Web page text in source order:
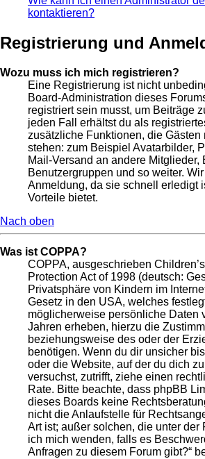
kontaktieren?
Registrierung und
Wozu muss ich mich registrieren?
Eine Registrierung ist nicht
Board-Administration dieses
registriert sein musst, um Beiträge
jeden Fall erhältst du als
zusätzliche Funktionen, die Gästen
stehen: zum Beispiel Avatarbilder,
Mail-Versand an andere Mitglieder,
Benutzergruppen und so weiter.
Anmeldung, da sie schnell erledigt
Vorteile bietet.
Nach oben
Was ist COPPA?
COPPA, ausgeschrieben
Protection Act of 1998 (deutsch:
Privatsphäre von Kindern im
Gesetz in den USA, welches
möglicherweise persönliche Daten
Jahren erheben, hierzu die
beziehungsweise des oder der
benötigen. Wenn du dir unsicher
oder die Website, auf der du dich
versuchst, zutrifft, ziehe einen
Rate. Bitte beachte, dass phpBB
dieses Boards keine
nicht die Anlaufstelle für
Art ist; außer solchen, die unter der
ich mich wenden, falls es
Anfragen zu diesem Forum gibt?“